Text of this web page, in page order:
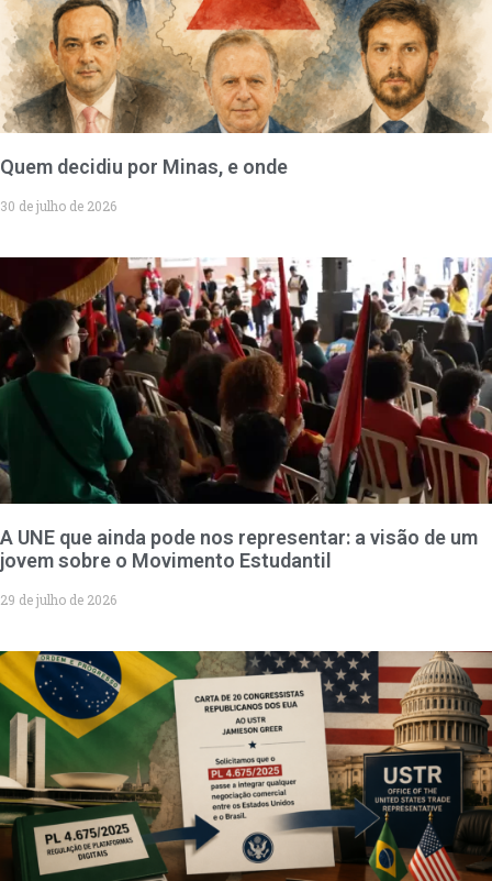
Quem decidiu por Minas, e onde
30 de julho de 2026
A UNE que ainda pode nos representar: a visão de um
jovem sobre o Movimento Estudantil
29 de julho de 2026